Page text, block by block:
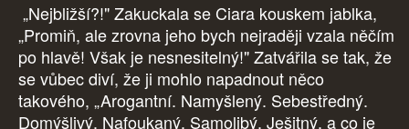
„Nejbližší?!" Zakuckala se Ciara kouskem jablka,
„Promiň, ale zrovna jeho bych nejraději vzala něčím
po hlavě! Však je nesnesitelný!" Zatvářila se tak, že
se vůbec diví, že ji mohlo napadnout něco
takového, „Arogantní. Namyšlený. Sebestředný.
Domýšlivý. Nafoukaný. Samolibý. Ješitný, a co je